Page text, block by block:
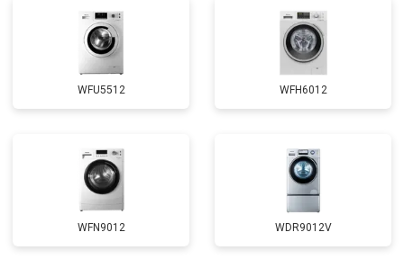
WFU5512 WFH6012
WFN9012 WDR9012V